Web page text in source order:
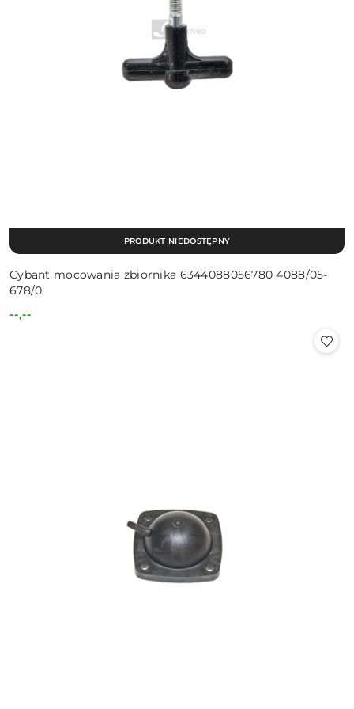
Cybant mocowania zbiornika 6344088056780 4088/05-
678/0
Cena:
--,--
PRODUKT NIEDOSTĘPNY